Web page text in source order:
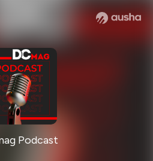
Podcast